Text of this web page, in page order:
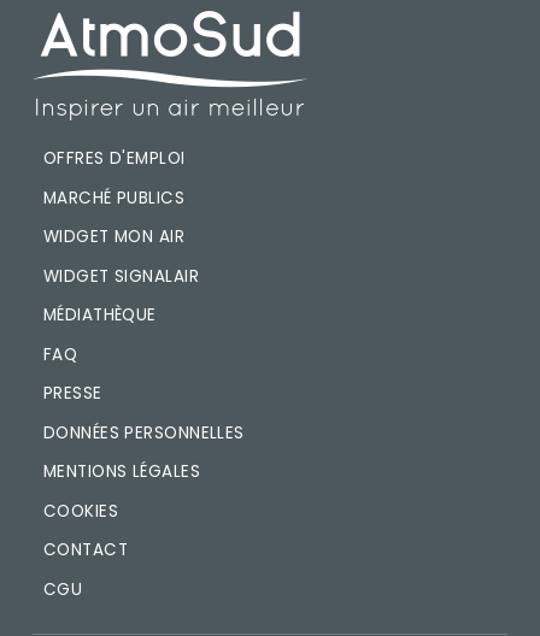
PIED DE PAGE
OFFRES D'EMPLOI
MARCHÉ PUBLICS
WIDGET MON AIR
WIDGET SIGNALAIR
MÉDIATHÈQUE
FAQ
PRESSE
DONNÉES PERSONNELLES
MENTIONS LÉGALES
COOKIES
CONTACT
CGU